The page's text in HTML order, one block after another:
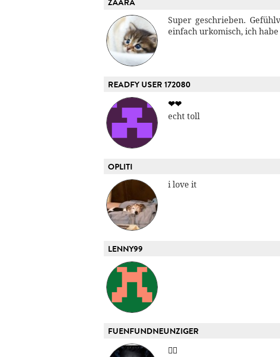
ZAARA
Super geschrieben.
einfach urkomisch, ich
READFY USER 172080
❤❤
echt toll
OPLITI
i love it
LENNY99
FUENFUNDNEUNZIGER
👍🏻